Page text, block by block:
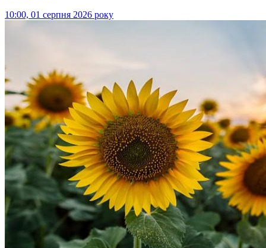
10:00, 01 серпня 2026 року